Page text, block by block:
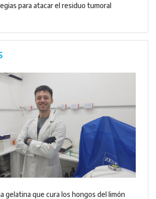
para atacar el residuo tumoral
gelatina que cura los hongos del limón